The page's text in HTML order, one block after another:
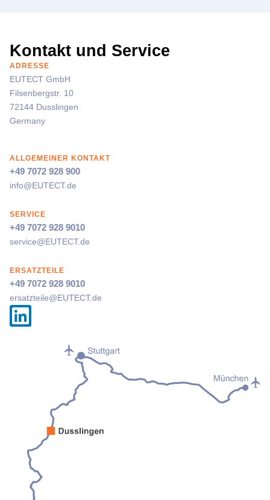
Kontakt und Service
ADRESSE
EUTECT GmbH
Filsenbergstr. 10
72144 Dusslingen
Germany
ALLGEMEINER KONTAKT
+49 7072 928 900
info@EUTECT.de
SERVICE
+49 7072 928 9010
service@EUTECT.de
ERSATZTEILE
+49 7072 928 9010
ersatzteile@EUTECT.de